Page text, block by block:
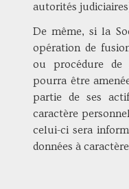
autorités
De même, si la
opération de
ou procédure de
pourra être
partie de ses
caractère
celui-ci sera
données à